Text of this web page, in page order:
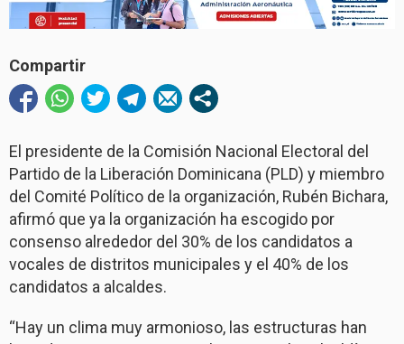
Compartir
El presidente de la Comisión Nacional Electoral del
Partido de la Liberación Dominicana (PLD) y miembro
del Comité Político de la organización, Rubén Bichara,
afirmó que ya la organización ha escogido por
consenso alrededor del 30% de los candidatos a
vocales de distritos municipales y el 40% de los
candidatos a alcaldes.
“Hay un clima muy armonioso, las estructuras han